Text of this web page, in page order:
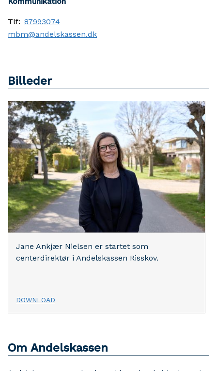
Tlf: 87993074
mbm@andelskassen.dk
Billeder
Jane Ankjær Nielsen er startet som
centerdirektør i Andelskassen Risskov.
DOWNLOAD
Om Andelskassen